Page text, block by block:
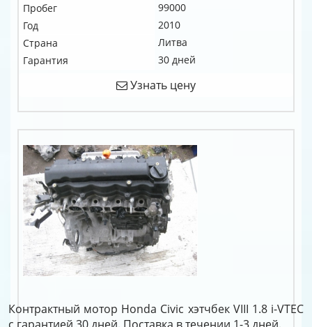
Пробег
99000
Год
2010
Страна
Литва
Гарантия
30 дней
Узнать цену
Контрактный мотор Honda Civic хэтчбек VIII 1.8 i-VTEC